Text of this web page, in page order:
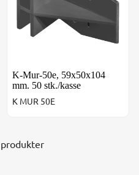
K-Mur-50e, 59x50x104
mm. 50 stk./kasse
K MUR 50E